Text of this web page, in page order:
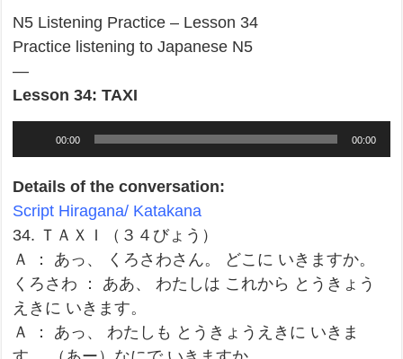
N5 Listening Practice – Lesson 34
Practice listening to Japanese N5
—
Lesson 34: TAXI
00:00 00:00
Details of the conversation:
Script Hiragana/ Katakana
34. ＴＡＸＩ（３４びょう）
Ａ ： あっ、 くろさわさん。 どこに いきますか。
くろさわ ： ああ、 わたしは これから とうきょう
えきに いきます。
Ａ ： あっ、 わたしも とうきょうえきに いきま